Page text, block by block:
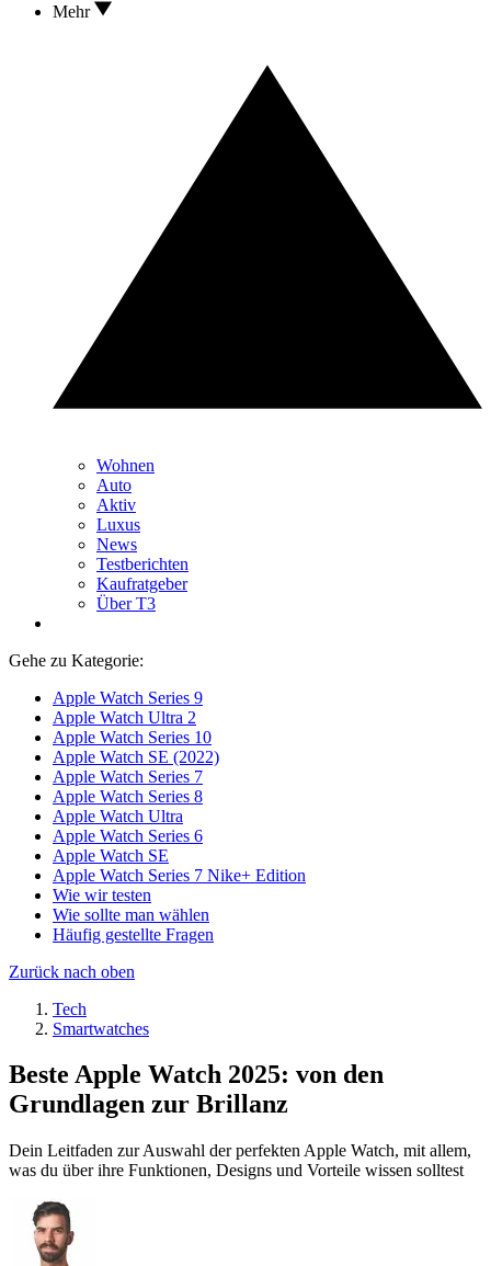
Mehr
Wohnen
Auto
Aktiv
Luxus
News
Testberichten
Kaufratgeber
Über T3
Gehe zu Kategorie:
Apple Watch Series 9
Apple Watch Ultra 2
Apple Watch Series 10
Apple Watch SE (2022)
Apple Watch Series 7
Apple Watch Series 8
Apple Watch Ultra
Apple Watch Series 6
Apple Watch SE
Apple Watch Series 7 Nike+ Edition
Wie wir testen
Wie sollte man wählen
Häufig gestellte Fragen
Zurück nach oben
Tech
Smartwatches
Beste Apple Watch 2025: von den
Grundlagen zur Brillanz
Dein Leitfaden zur Auswahl der perfekten Apple Watch, mit allem,
was du über ihre Funktionen, Designs und Vorteile wissen solltest